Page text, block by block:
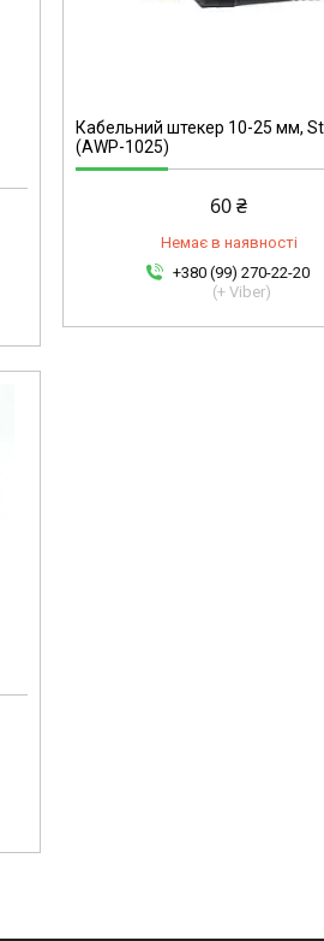
Кабельний штекер 10-25 мм,
(AWP-1025)
60 ₴
Немає в наявності
+380 (99) 270-22-20
(+ Viber)